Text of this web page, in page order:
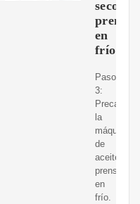
secos
en
frío
Paso
3:
la
máquina
de
aceite
prensado
en
frío.